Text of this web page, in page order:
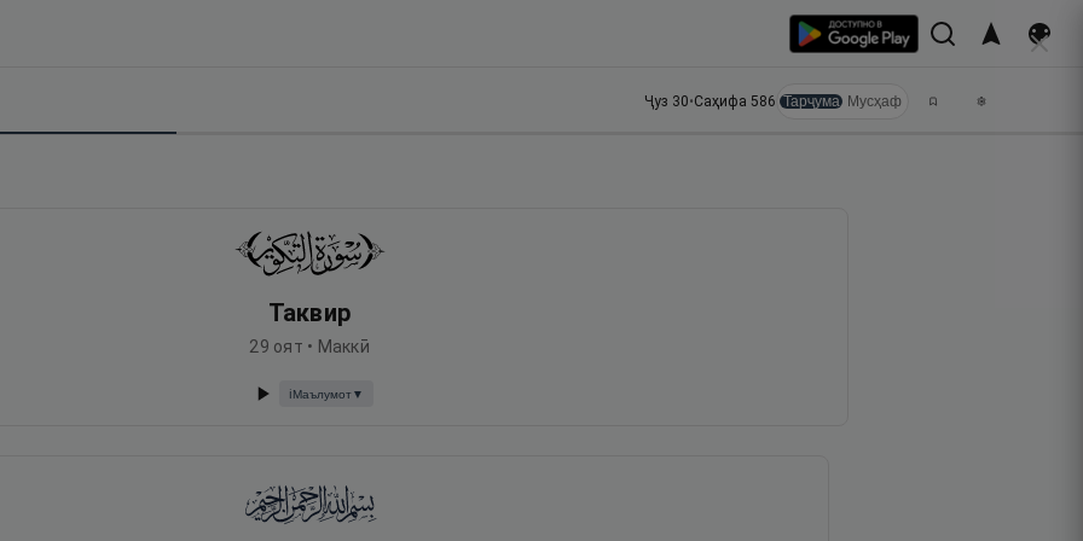
Ҷуз 30•Саҳифа 586 Тарҷума Мусҳаф
Таквир
29 оят • Маккӣ
ℹ️Маълумот▼